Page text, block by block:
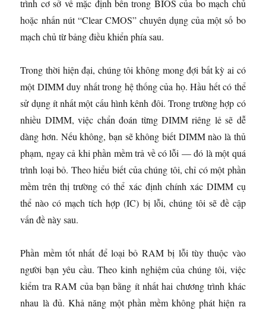
trình cơ sở về mặc định bên trong BIOS của bo mạch chủ
hoặc nhấn nút “Clear CMOS” chuyên dụng của một số bo
mạch chủ từ bảng điều khiển phía sau.
Trong thời hiện đại, chúng tôi không mong đợi bất kỳ ai có
một DIMM duy nhất trong hệ thống của họ. Hầu hết có thể
sử dụng ít nhất một cấu hình kênh đôi. Trong trường hợp có
nhiều DIMM, việc chẩn đoán từng DIMM riêng lẻ sẽ dễ
dàng hơn. Nếu không, bạn sẽ không biết DIMM nào là thủ
phạm, ngay cả khi phần mềm trả về có lỗi — đó là một quá
trình loại bỏ. Theo hiểu biết của chúng tôi, chỉ có một phần
mềm trên thị trường có thể xác định chính xác DIMM cụ
thể nào có mạch tích hợp (IC) bị lỗi, chúng tôi sẽ đề cập
vấn đề này sau.
Phần mềm tốt nhất để loại bỏ RAM bị lỗi tùy thuộc vào
người bạn yêu cầu. Theo kinh nghiệm của chúng tôi, việc
kiểm tra RAM của bạn bằng ít nhất hai chương trình khác
nhau là đủ. Khả năng một phần mềm không phát hiện ra